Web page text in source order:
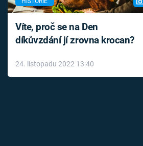
Víte, proč se na Den
díkůvzdání jí zrovna krocan?
24. listopadu 2022 13:40